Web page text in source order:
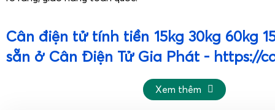
Cân điện tử tính tiền 15kg 30kg 60kg
sẵn ở Cân Điện Tử Gia Phát - https://
Cân điện tử tính tiền là gì và sử dụng cân tính
thịt cá hải sản có bền không?
Xem thêm